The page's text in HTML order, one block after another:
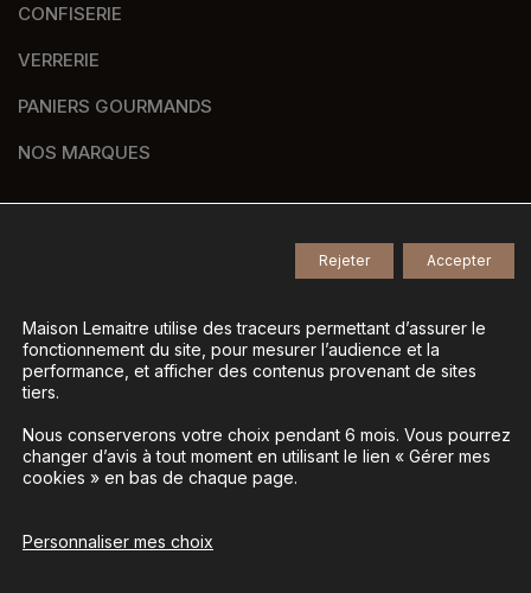
CONFISERIE
VERRERIE
PANIERS GOURMANDS
NOS MARQUES
Tous droits réservés -
Mentions légales-
Gestion des données personnelles-
Gérer mes cookies
La vente d’alcool est interdite aux mineurs - L’abus
avec modération
Maison Lemaitre utilise des traceurs permettant d’assurer le
fonctionnement du site, pour mesurer l’audience et la
performance, et afficher des contenus provenant de sites
tiers.
Nous conserverons votre choix pendant 6 mois. Vous pourrez
changer d’avis à tout moment en utilisant le lien « Gérer mes
cookies » en bas de chaque page.
Personnaliser mes choix
Accepter
Rejeter